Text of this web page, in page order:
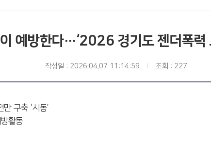
예방한다…‘2026 경기도 젠더폭력
작성일 : 2026.04.07 11:14:59 조회 : 227
구축 ‘시동’
활동